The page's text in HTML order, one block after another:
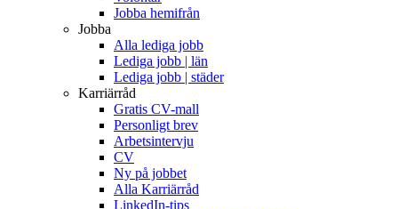
Jobba hemifrån
Jobba
Alla lediga jobb
Lediga jobb | län
Lediga jobb | städer
Karriärråd
Gratis CV-mall
Personligt brev
Arbetsintervju
CV
Ny på jobbet
Alla Karriärråd
LinkedIn-tips